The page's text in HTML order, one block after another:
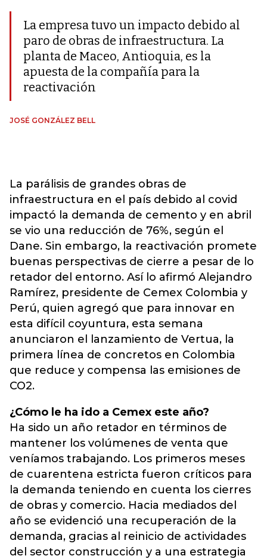
La empresa tuvo un impacto debido al
paro de obras de infraestructura. La
planta de Maceo, Antioquia, es la
apuesta de la compañía para la
reactivación
JOSÉ GONZÁLEZ BELL
La parálisis de grandes obras de
infraestructura en el país debido al covid
impactó la demanda de cemento y en abril
se vio una reducción de 76%, según el
Dane. Sin embargo, la reactivación promete
buenas perspectivas de cierre a pesar de lo
retador del entorno. Así lo afirmó Alejandro
Ramírez, presidente de Cemex Colombia y
Perú, quien agregó que para innovar en
esta difícil coyuntura, esta semana
anunciaron el lanzamiento de Vertua, la
primera línea de concretos en Colombia
que reduce y compensa las emisiones de
CO2.
¿Cómo le ha ido a Cemex este año?
Ha sido un año retador en términos de
mantener los volúmenes de venta que
veníamos trabajando. Los primeros meses
de cuarentena estricta fueron críticos para
la demanda teniendo en cuenta los cierres
de obras y comercio. Hacia mediados del
año se evidenció una recuperación de la
demanda, gracias al reinicio de actividades
del sector construcción y a una estrategia